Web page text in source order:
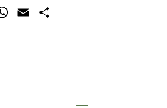
WhatsApp
Email